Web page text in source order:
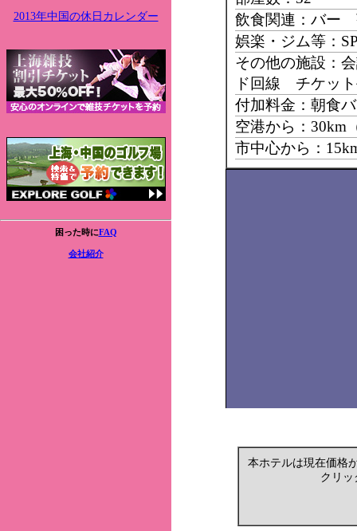
2013年中国の休日カレンダー
困った時にFAQ
会社紹介
飲食関連：バー
娯楽・ジム等：
その他の施設：
ド回線 チケッ
付加料金：朝食
空港から：30km
市中心から：
本ホテルは現在価格
クリッ